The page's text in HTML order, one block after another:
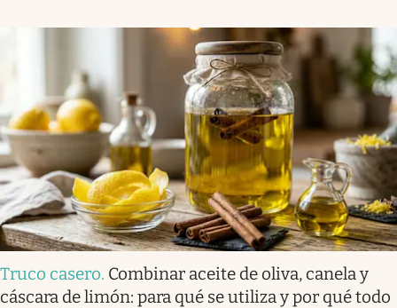
Truco casero. Combinar aceite de oliva, canela y
cáscara de limón: para qué se utiliza y por qué todo